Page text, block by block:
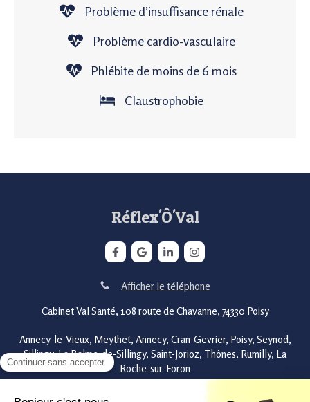
Problème d’insuffisance rénale
Problème cardio-vasculaire
Phlébite de moins de 6 mois
Claustrophobie
Réflex'Ô'Val
Afficher le téléphone
Cabinet Val Santé, 108 route de Chavanne, 74330 Poisy
Annecy-le-Vieux, Meythet, Annecy, Cran-Gevrier, Poisy, Seynod,
Sillingy, La Balme-de-Sillingy, Saint-Jorioz, Thônes, Rumilly, La
Roche-sur-Foron